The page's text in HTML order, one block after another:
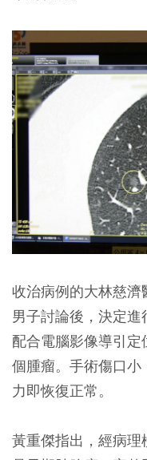
收治病例的大林慈
男子討論後，決定
配合電腦影像導引
個腫瘤。手術傷口
力即恢復正常。
黃重傑指出，經病